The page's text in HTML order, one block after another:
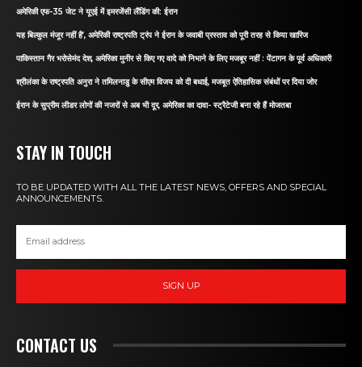
अमेरिकी एफ-35 जेट ने यूएई में इमरजेंसी लैंडिंग की: ईरान
यह बिल्कुल मंजूर नहीं है’, अमेरिकी राष्ट्रपति ट्रंप ने ईरान के जवाबी प्रस्ताव को पूरी तरह से किया खारिज
पाकिस्तान गैर भरोसेमंद देश, अमेरिका मुनीर से किए गए वादे को निभाने के लिए मजबूर नहीं : पेंटागन के पूर्व अधिकारी
श्रीलंका के राष्ट्रपति अनुरा ने तमिलनाडु के सीएम विजय को दी बधाई, मजबूत ऐतिहासिक संबंधों पर दिया जोर
ईरान के सुप्रीम लीडर लोगों की नजरों से अब भी दूर, अमेरिका का दावा- स्ट्रैटेजी बना रहे हैं मोजतबा
STAY IN TOUCH
TO BE UPDATED WITH ALL THE LATEST NEWS, OFFERS AND SPECIAL
ANNOUNCEMENTS.
SIGN UP
CONTACT US